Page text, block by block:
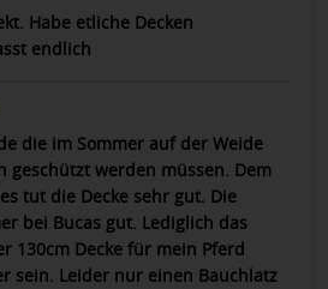
Habe etliche Decken
endlich
die im Sommer auf der Weide
geschützt werden müssen. Dem
tut die Decke sehr gut. Die
bei Bucas gut. Lediglich das
130cm Decke für mein Pferd
sein. Leider nur einen Bauchlatz